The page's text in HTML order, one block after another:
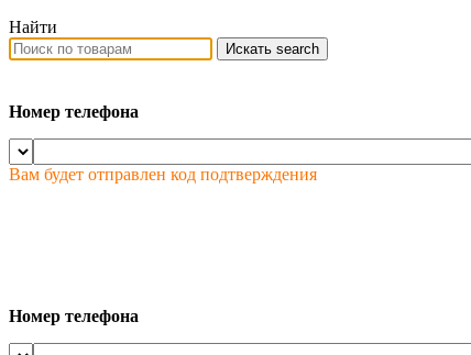
Найти
Искать search
Номер телефона
Вам будет отправлен код подтверждения
Номер телефона